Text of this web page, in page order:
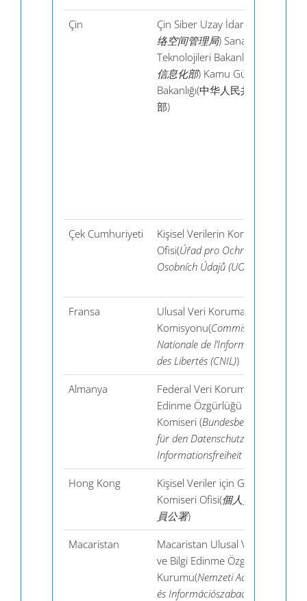
Çin Çin Siber Uzay İdaresi(
络空间管理局) Sanayi ve Bilgi
Teknolojileri Bakanlığı (
信息化部) Kamu Güvenliği
Bakanlığı(中华人民共和国公安
部)
Çek Cumhuriyeti
Kişisel Verilerin Korunması
Ofisi(Úřad pro Ochranu
Osobních Údajů (UOOU)
Fransa
Ulusal Veri Koruma
Komisyonu(Commission
Nationale de l’Informatique et
des Libertés (CNIL))
Almanya
Federal Veri Koruma ve Bilgi
Edinme Özgürlüğü
Komiseri (Bundesbeauftragter
für den Datenschutz und die
Informationsfreiheit (BfDI)
Hong Kong
Kişisel Veriler için Gizlilik
Komiseri Ofisi(個人資料私隱專
員公署)
Macaristan
Macaristan Ulusal Veri Koruma
ve Bilgi Edinme Özgürlüğü
Kurumu(Nemzeti Adatvédelmi
és Információszabadság